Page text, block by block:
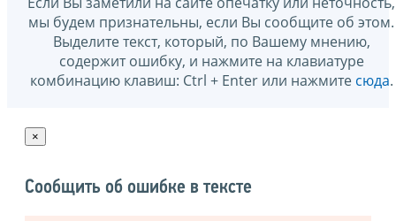
мы будем признательны, если Вы сообщите об этом.
Выделите текст, который, по Вашему мнению,
содержит ошибку, и нажмите на клавиатуре
комбинацию клавиш: Ctrl + Enter или нажмите сюда.
×
Сообщить об ошибке в тексте